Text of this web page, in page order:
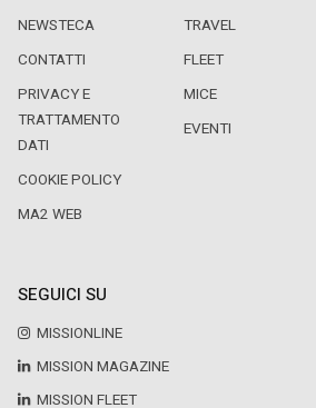
NEWSTECA
CONTATTI
PRIVACY E
TRATTAMENTO
DATI
COOKIE POLICY
MA2 WEB
TRAVEL
FLEET
MICE
EVENTI
SEGUICI SU
MISSIONLINE
MISSION MAGAZINE
MISSION FLEET